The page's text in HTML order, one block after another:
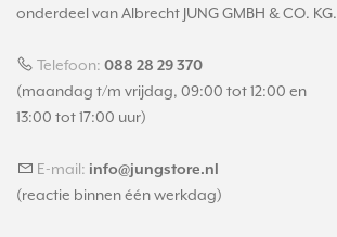
onderdeel van Albrecht JUNG GMBH & CO. KG.
Telefoon: 088 28 29 370
(maandag t/m vrijdag, 09:00 tot 12:00 en
13:00 tot 17:00 uur)
E-mail: info@jungstore.nl
(reactie binnen één werkdag)